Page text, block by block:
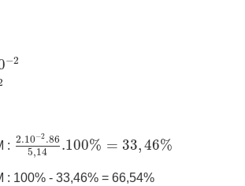
−2
: 2.10−2.86
5,14 .100% = 33,46%
2.10−2
: 100% - 33,46% = 66,54%